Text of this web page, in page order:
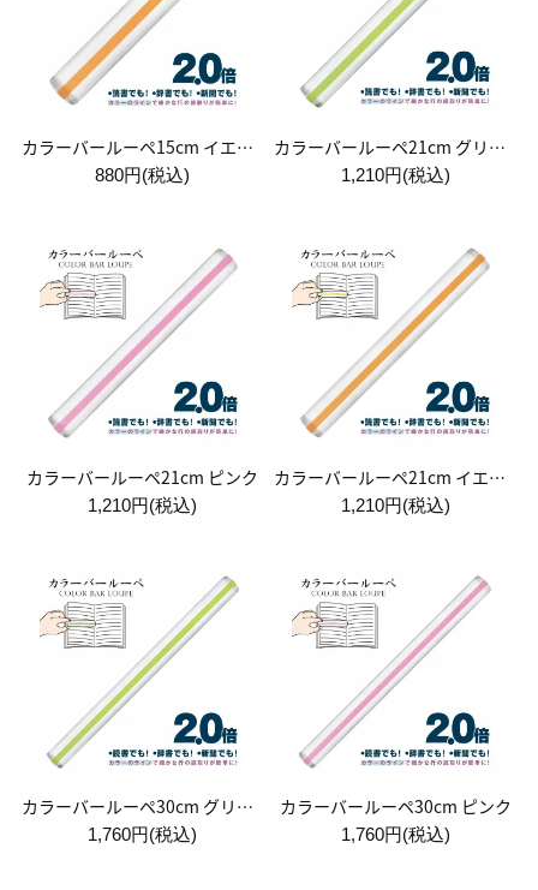
カラーバールーペ15cm イエロー
880円(税込)
カラーバールーペ21cm グリーン
1,210円(税込)
カラーバールーペ21cm ピンク
1,210円(税込)
カラーバールーペ21cm イエロー
1,210円(税込)
カラーバールーペ30cm グリーン
1,760円(税込)
カラーバールーペ30cm ピンク
1,760円(税込)